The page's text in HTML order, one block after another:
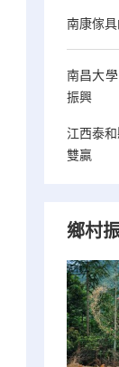
南康傢具
南昌大
振興
江西泰
雙贏
鄉村